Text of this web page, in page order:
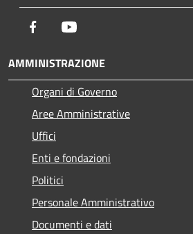
Facebook
AMMINISTRAZIONE
Organi di Governo
Aree Amministrative
Uffici
Enti e fondazioni
Politici
Personale Amministrativo
Documenti e dati